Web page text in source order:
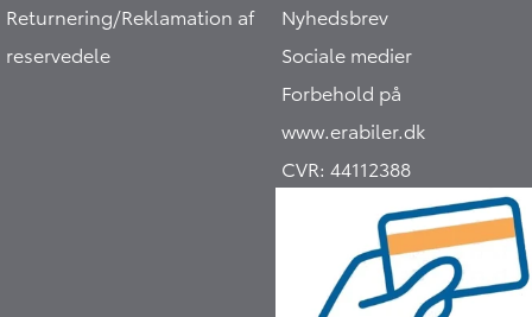
Returnering/Reklamation af
reservedele
Nyhedsbrev
Sociale medier
Forbehold på
www.erabiler.dk
CVR:44112388